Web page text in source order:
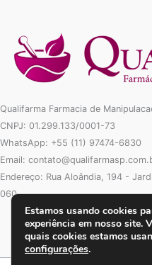
Qualifarma Farmacia de
CNPJ: 01.299.133/0001-73
WhatsApp: +55 (11) 97474-6830
Email:
Endereço: Rua Aloândia, 194 -
060
Estamos usando cookies
experiência em nosso site.
quais cookies estamos
configurações.